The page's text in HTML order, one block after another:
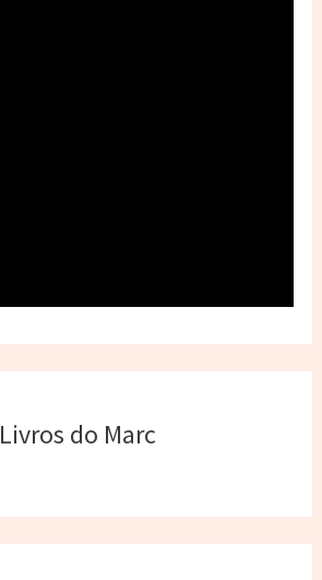
Livros do Marc